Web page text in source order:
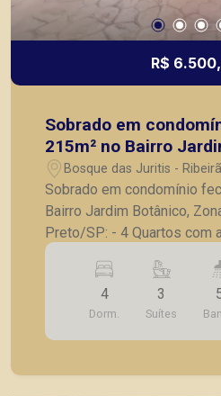
R$
Sobrado em
215m² no Bairro
Zona Sul de Ribeirão
Bosque das Juritis -
Sobrado em condomínio
Bairro Jardim Botânico,
Preto/SP: - 4 Quartos com armários e ar-
condicionado, sendo 03
ambientes; - Lavabo; -
planejados; - Área de
Quintal; - Varanda gourmet
Banheiro de apoio para a
4
Dorm.
3
Suítes